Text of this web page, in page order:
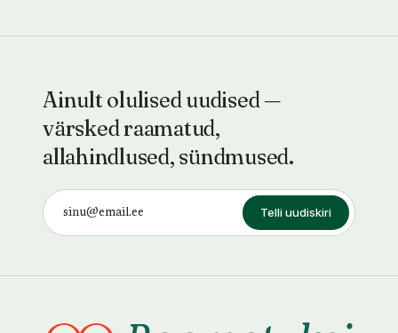
Ainult olulised uudised —
värsked raamatud,
allahindlused, sündmused.
Telli uudiskiri